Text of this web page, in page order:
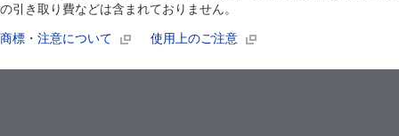
の引き取り費などは含まれておりません。
商標・注意について 使用上のご注意